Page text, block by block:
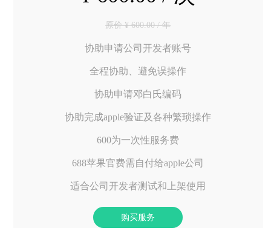
原价 ¥ 600.00 / 年
协助申请公司开发者账号
全程协助、避免误操作
协助申请邓白氏编码
协助完成apple验证及各种繁琐操作
600为一次性服务费
688苹果官费需自付给apple公司
适合公司开发者测试和上架使用
购买服务